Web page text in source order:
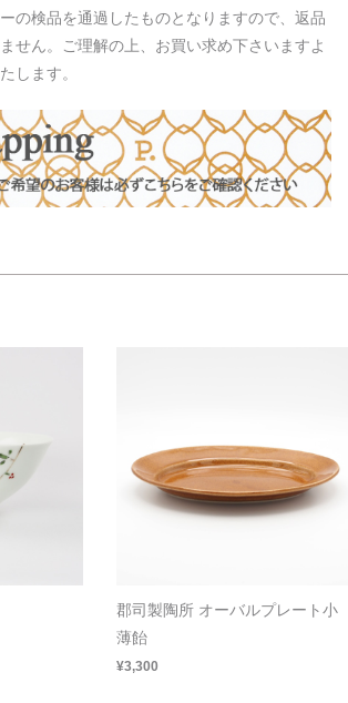
の検品を通過したものとなりますので、返品
せん。ご理解の上、お買い求め下さいますよ
します。
郡司製陶所 オーバルプレート小
薄飴
¥3,300